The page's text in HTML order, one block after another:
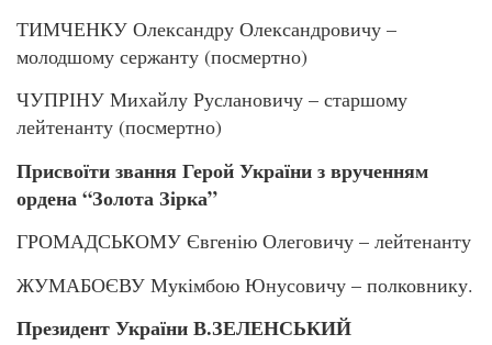
ТИМЧЕНКУ Олександру Олександровичу –
молодшому сержанту (посмертно)
ЧУПРІНУ Михайлу Руслановичу – старшому
лейтенанту (посмертно)
Присвоїти звання Герой Україниз врученням
ордена “Золота Зірка”
ГРОМАДСЬКОМУ Євгенію Олеговичу – лейтенанту
ЖУМАБОЄВУ Мукімбою Юнусовичу – полковнику.
Президент УкраїниВ.ЗЕЛЕНСЬКИЙ